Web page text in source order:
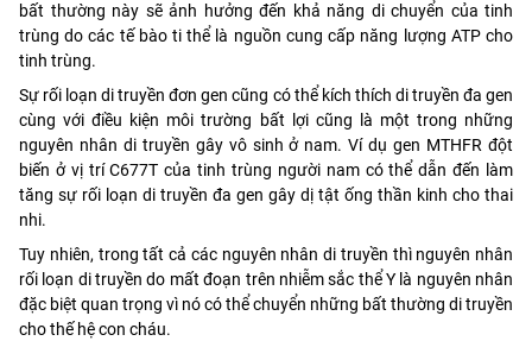
bất thường này sẽ ảnh hưởng đến khả năng di chuyển của tinh
trùng do các tế bào ti thể là nguồn cung cấp năng lượng ATP cho
tinh trùng.
Sự rối loạn di truyền đơn gen cũng có thể kích thích di truyền đa gen
cùng với điều kiện môi trường bất lợi cũng là một trong những
nguyên nhân di truyền gây vô sinh ở nam. Ví dụ gen MTHFR đột
biến ở vị trí C677T của tinh trùng người nam có thể dẫn đến làm
tăng sự rối loạn di truyền đa gen gây dị tật ống thần kinh cho thai
nhi.
Tuy nhiên, trong tất cả các nguyên nhân di truyền thì nguyên nhân
rối loạn di truyền do mất đoạn trên nhiễm sắc thể Y là nguyên nhân
đặc biệt quan trọng vì nó có thể chuyển những bất thường di truyền
cho thế hệ con cháu.